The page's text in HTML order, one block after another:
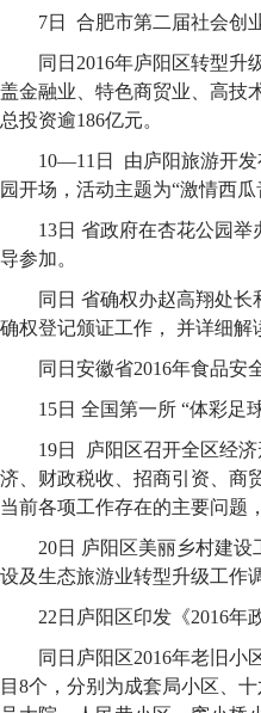
7日 合肥市第二届社会创
同日2016年庐阳区转型升
盖金融业、特色商贸业、高技
总投资逾186亿元。
10—11日 由庐阳旅游开发
园开场，活动主题为“激情西
13日 省政府在杏花公园
导参加。
同日 省确权办赵高翔处
确权登记颁证工作， 并详细
同日安徽省2016年食品安
15日 全国第一所 “体彩足
19日 庐阳区召开全区经
济、财政税收、招商引资、商
当前各项工作存在的主要问题
20日 庐阳区美丽乡村建
设及生态旅游业转型升级工作
22日庐阳区印发《2016年
同日庐阳区2016年老旧小
目8个，分别为成套局小区、